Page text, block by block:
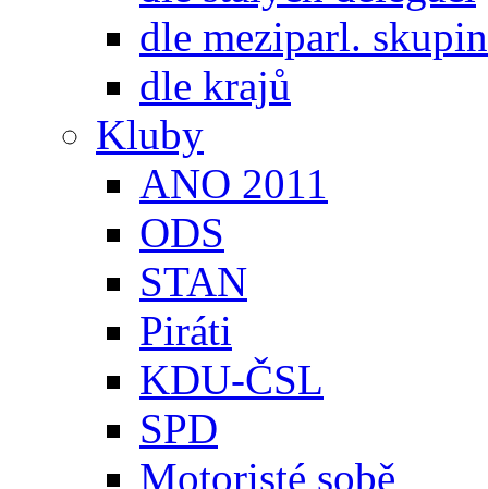
dle meziparl. skupin
dle krajů
Kluby
ANO 2011
ODS
STAN
Piráti
KDU-ČSL
SPD
Motoristé sobě